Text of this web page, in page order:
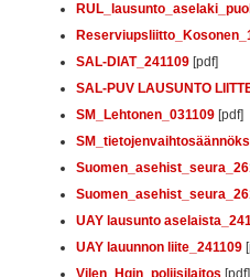
SAL-DIAT_241109 [pdf]
SAL-PUV LAUSUNTO
SM_Lehtonen_031109 [pdf]
UAY lausunto
UAY lauunnon liite_241109
Vilen_Hgin_poliisilaitos [pdf]